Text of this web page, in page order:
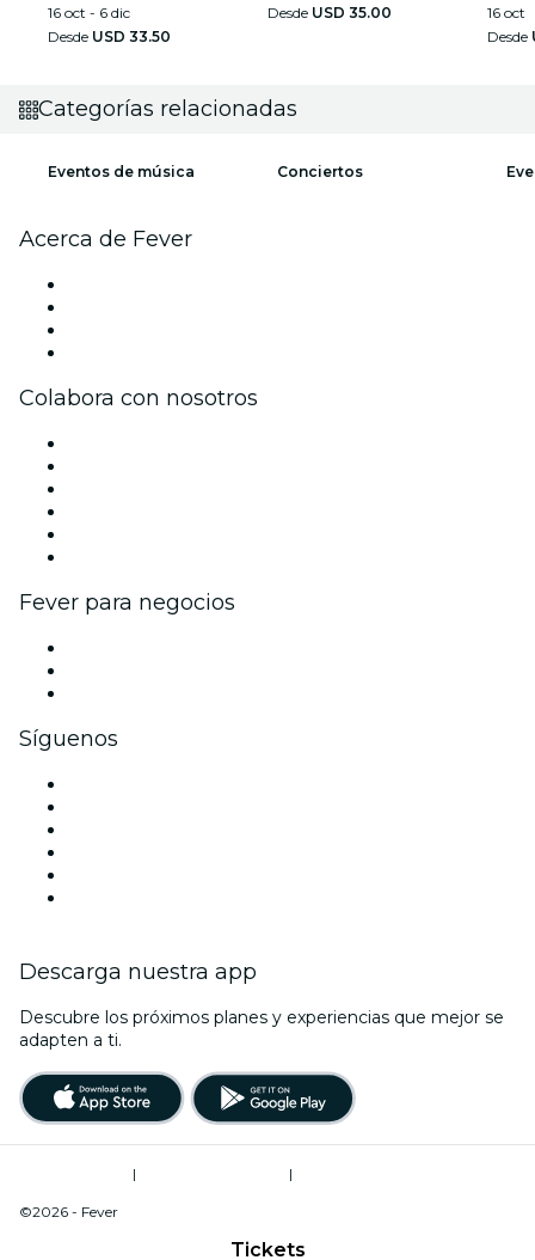
Tickets
16 oct - 6 dic
Desde USD 33.50
Desde USD 35.00
16 oct
Desde
Categorías relacionadas
Eventos de música Conciertos
Acerca de Fever
Colabora con nosotros
Fever para negocios
Síguenos
Descarga nuestra app
Descubre los próximos planes y experiencias que mejor se
adapten a ti.
|
|
©2026 - Fever